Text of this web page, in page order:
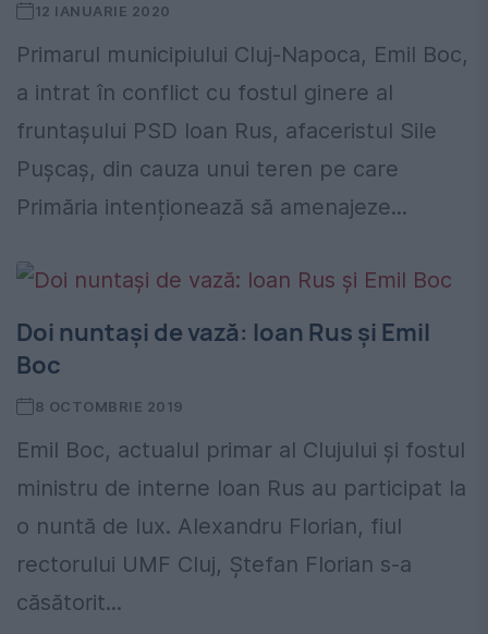
12 IANUARIE 2020
Primarul municipiului Cluj-Napoca, Emil Boc,
a intrat în conflict cu fostul ginere al
fruntașului PSD Ioan Rus, afaceristul Sile
Pușcaș, din cauza unui teren pe care
Primăria intenționează să amenajeze...
Doi nuntași de vază: Ioan Rus și Emil
Boc
8 OCTOMBRIE 2019
Emil Boc, actualul primar al Clujului și fostul
ministru de interne Ioan Rus au participat la
o nuntă de lux. Alexandru Florian, fiul
rectorului UMF Cluj, Ștefan Florian s-a
căsătorit...